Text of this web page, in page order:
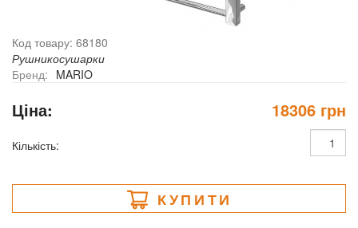
Код товару: 68180
Рушникосушарки
Бренд: MARIO
Ціна: 18306 грн
Кількість:
КУПИТИ